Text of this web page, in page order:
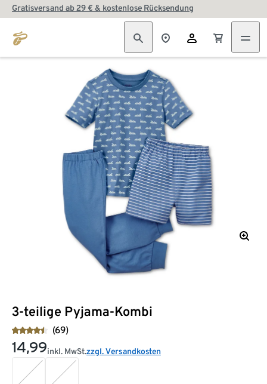
Gratisversand ab 29 € & kostenlose Rücksendung
3-teilige Pyjama-Kombi
(69)
14,99inkl. MwSt.zzgl. Versandkosten